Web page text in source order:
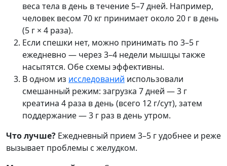
веса тела в день в течение 5–7 дней. Например,
человек весом 70 кг принимает около 20 г в день
(5 г × 4 раза).
Если спешки нет, можно принимать по 3–5 г
ежедневно — через 3–4 недели мышцы также
насытятся. Обе схемы эффективны.
В одном из исследований использовали
смешанный режим: загрузка 7 дней — 3 г
креатина 4 раза в день (всего 12 г/сут), затем
поддержание — 3 г раз в день утром.
Что лучше? Ежедневный прием 3–5 г удобнее и реже
вызывает проблемы с желудком.